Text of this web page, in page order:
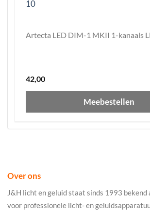
Artecta LED DIM-1 MKII 1-kanaals
42,00
Meebestellen
Over ons
J&H licht en geluid staat sinds 1993 bekend
voor professionele licht- en